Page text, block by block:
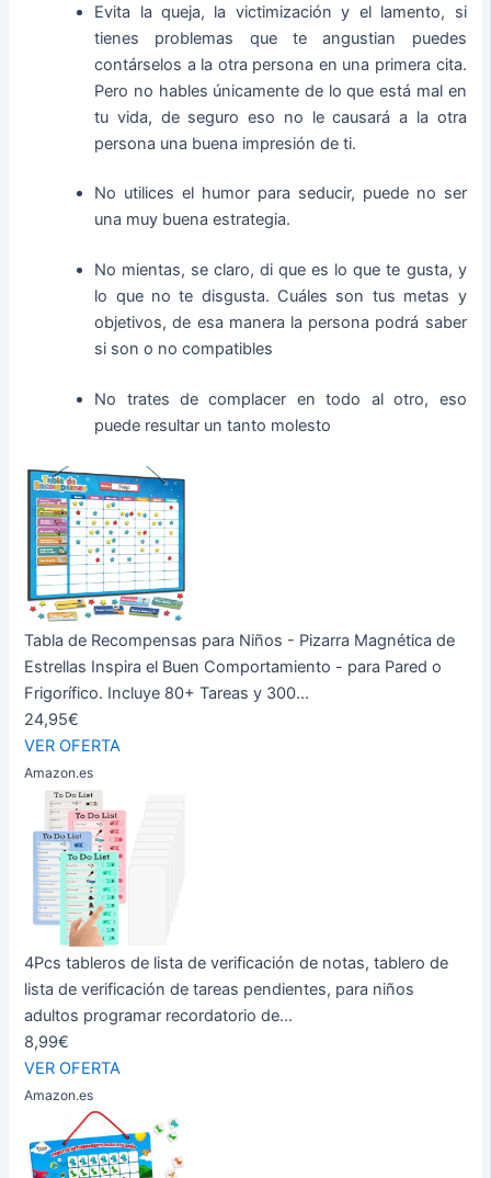
Evita la queja, la victimización y el lamento, si
tienes problemas que te angustian puedes
contárselos a la otra persona en una primera cita.
Pero no hables únicamente de lo que está mal en
tu vida, de seguro eso no le causará a la otra
persona una buena impresión de ti.
No utilices el humor para seducir, puede no ser
una muy buena estrategia.
No mientas, se claro, di que es lo que te gusta, y
lo que no te disgusta. Cuáles son tus metas y
objetivos, de esa manera la persona podrá saber
si son o no compatibles
No trates de complacer en todo al otro, eso
puede resultar un tanto molesto
Tabla de Recompensas para Niños - Pizarra Magnética de
Estrellas Inspira el Buen Comportamiento - para Pared o
Frigorífico. Incluye 80+ Tareas y 300...
24,95€
VER OFERTA
Amazon.es
4Pcs tableros de lista de verificación de notas, tablero de
lista de verificación de tareas pendientes, para niños
adultos programar recordatorio de...
8,99€
VER OFERTA
Amazon.es